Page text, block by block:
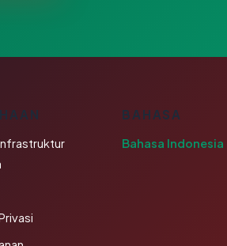
BAHASA
Bahasa Indonesia